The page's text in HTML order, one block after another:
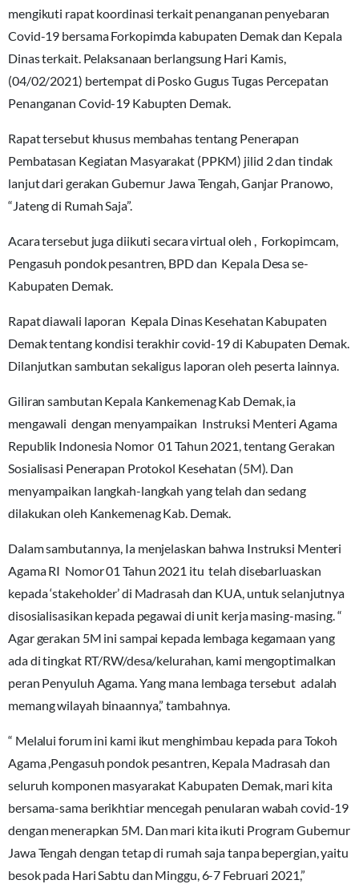
mengikuti rapat koordinasi terkait penanganan penyebaran
Covid-19 bersama Forkopimda kabupaten Demak dan Kepala
Dinas terkait. Pelaksanaan berlangsung Hari Kamis,
(04/02/2021) bertempat di Posko Gugus Tugas Percepatan
Penanganan Covid-19 Kabupten Demak.
Rapat tersebut khusus membahas tentang Penerapan
Pembatasan Kegiatan Masyarakat (PPKM) jilid 2 dan tindak
lanjut dari gerakan Gubernur Jawa Tengah, Ganjar Pranowo,
“Jateng di Rumah Saja”.
Acara tersebut juga diikuti secara virtual oleh , Forkopimcam,
Pengasuh pondok pesantren, BPD dan Kepala Desa se-
Kabupaten Demak.
Rapat diawali laporan Kepala Dinas Kesehatan Kabupaten
Demak tentang kondisi terakhir covid-19 di Kabupaten Demak.
Dilanjutkan sambutan sekaligus laporan oleh peserta lainnya.
Giliran sambutan Kepala Kankemenag Kab Demak, ia
mengawali dengan menyampaikan Instruksi Menteri Agama
Republik Indonesia Nomor 01 Tahun 2021, tentang Gerakan
Sosialisasi Penerapan Protokol Kesehatan (5M). Dan
menyampaikan langkah-langkah yang telah dan sedang
dilakukan oleh Kankemenag Kab. Demak.
Dalam sambutannya, Ia menjelaskan bahwa Instruksi Menteri
Agama RI Nomor 01 Tahun 2021 itu telah disebarluaskan
kepada ‘stakeholder’ di Madrasah dan KUA, untuk selanjutnya
disosialisasikan kepada pegawai di unit kerja masing-masing. “
Agar gerakan 5M ini sampai kepada lembaga kegamaan yang
ada di tingkat RT/RW/desa/kelurahan, kami mengoptimalkan
peran Penyuluh Agama. Yang mana lembaga tersebut adalah
memang wilayah binaannya,” tambahnya.
“ Melalui forum ini kami ikut menghimbau kepada para Tokoh
Agama ,Pengasuh pondok pesantren, Kepala Madrasah dan
seluruh komponen masyarakat Kabupaten Demak, mari kita
bersama-sama berikhtiar mencegah penularan wabah covid-19
dengan menerapkan 5M. Dan mari kita ikuti Program Gubernur
Jawa Tengah dengan tetap di rumah saja tanpa bepergian, yaitu
besok pada Hari Sabtu dan Minggu, 6-7 Februari 2021,”